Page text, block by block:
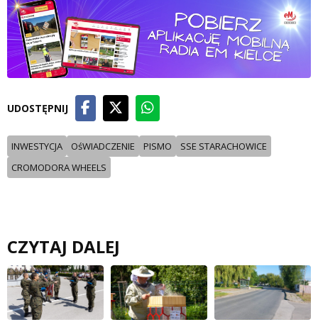
UDOSTĘPNIJ
INWESTYCJA OśWIADCZENIE PISMO
SSE STARACHOWICE
CROMODORA WHEELS
CZYTAJ DALEJ